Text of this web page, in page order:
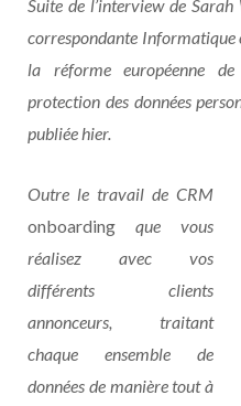
Suite de l’interview de
correspondante Informatique
la réforme européenne
protection des données
publiée hier.
Outre le travail de CRM
onboarding que vous
réalisez avec vos
différents clients
annonceurs, traitant
chaque ensemble de
données de manière tout à